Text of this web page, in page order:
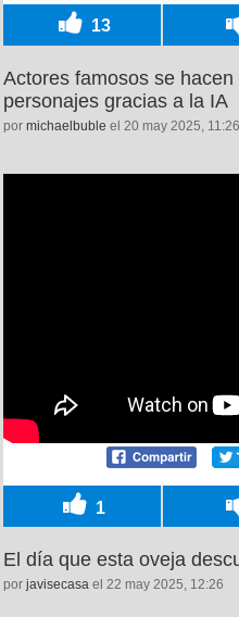
13
Actores famosos se
personajes gracias a la IA
por michaelbuble el 20 may 2025, 11:26
1
El día que esta oveja
por javisecasa el 22 may 2025, 12:26